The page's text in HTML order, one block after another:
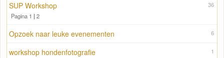
36
SUP Workshop
Pagina 1 | 2
6
Opzoek naar leuke evenementen
1
workshop hondenfotografie